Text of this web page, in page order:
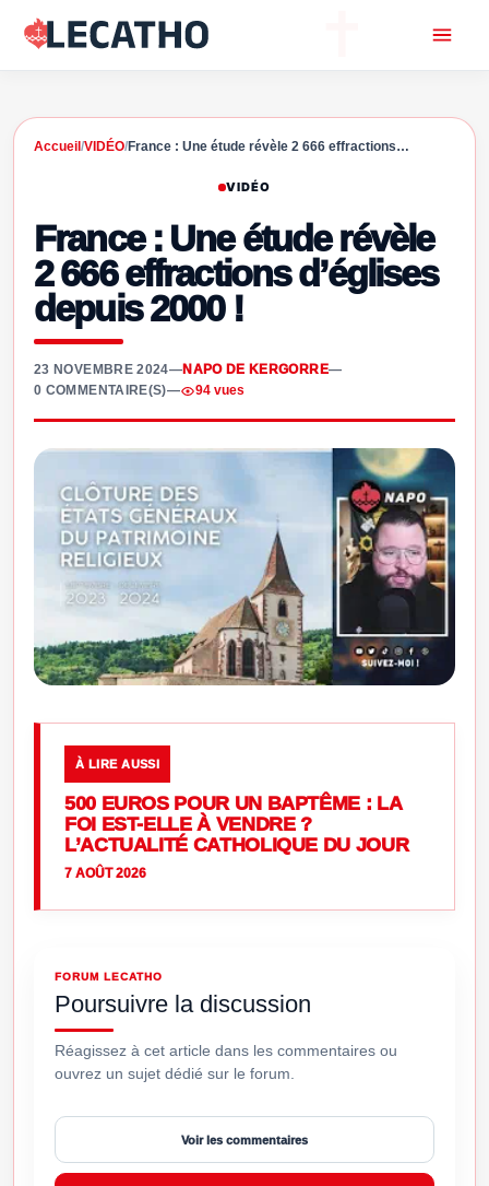
Accueil /VIDÉO/France : Une étude révèle 2 666 effractions…
VIDÉO
France : Une étude révèle
2 666 effractions d’églises
depuis 2000 !
23 NOVEMBRE 2024—NAPO DE KERGORRE—
0 COMMENTAIRE(S)— 94 vues
À LIRE AUSSI
500 EUROS POUR UN BAPTÊME : LA
FOI EST-ELLE À VENDRE ?
L’ACTUALITÉ CATHOLIQUE DU JOUR
7 AOÛT 2026
FORUM LECATHO
Poursuivre la discussion
Réagissez à cet article dans les commentaires ou
ouvrez un sujet dédié sur le forum.
Voir les commentaires